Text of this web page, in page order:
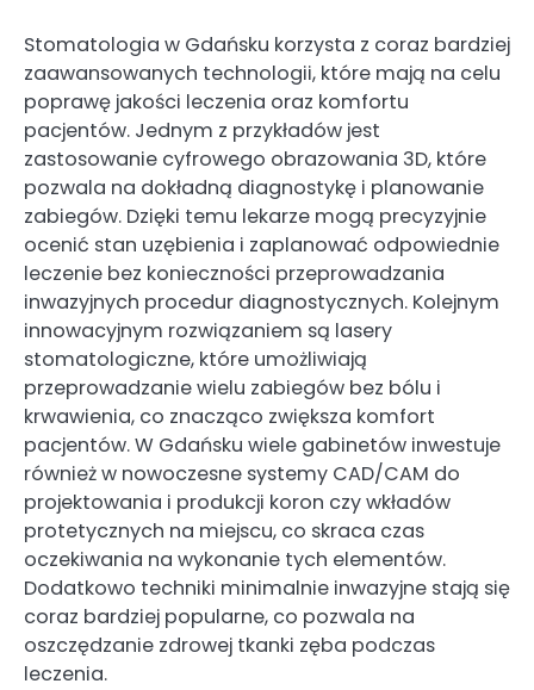
Stomatologia w Gdańsku korzysta z coraz bardziej
zaawansowanych technologii, które mają na celu
poprawę jakości leczenia oraz komfortu
pacjentów. Jednym z przykładów jest
zastosowanie cyfrowego obrazowania 3D, które
pozwala na dokładną diagnostykę i planowanie
zabiegów. Dzięki temu lekarze mogą precyzyjnie
ocenić stan uzębienia i zaplanować odpowiednie
leczenie bez konieczności przeprowadzania
inwazyjnych procedur diagnostycznych. Kolejnym
innowacyjnym rozwiązaniem są lasery
stomatologiczne, które umożliwiają
przeprowadzanie wielu zabiegów bez bólu i
krwawienia, co znacząco zwiększa komfort
pacjentów. W Gdańsku wiele gabinetów inwestuje
również w nowoczesne systemy CAD/CAM do
projektowania i produkcji koron czy wkładów
protetycznych na miejscu, co skraca czas
oczekiwania na wykonanie tych elementów.
Dodatkowo techniki minimalnie inwazyjne stają się
coraz bardziej popularne, co pozwala na
oszczędzanie zdrowej tkanki zęba podczas
leczenia.